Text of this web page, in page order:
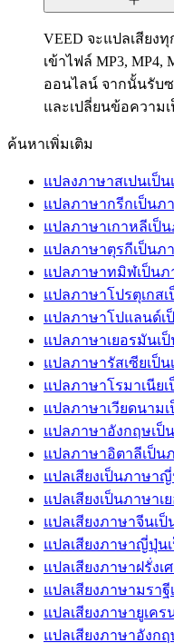
VEED จะแปลเสียง
เข้าไฟล์ MP3,
ออนไลน์ จากนั้นรับ
และเปลี่ยนข้อความ
ค้นหาเพิ่มเติม
แปลงภาษาสเปนเป็
แปลภาษากรีกเป็นภ
แปลภาษาเกาหลีเป็
แปลภาษาตุรกีเป็นภ
แปลภาษาทมิฬเป็นภ
แปลภาษาโปรตุเกส
แปลภาษาโปแลนด์เ
แปลภาษาเยอรมันเ
แปลภาษารัสเซียเป็
แปลภาษาโรมาเนีย
แปลภาษาเวียดนาม
แปลภาษาอังกฤษเป็
แปลภาษาอิตาลีเป็น
แปลเสียงเป็นภาษา
แปลเสียงเป็นภาษาเ
แปลเสียงภาษาจีนเ
แปลเสียงภาษาญี่ปุ่น
แปลเสียงภาษาฝรั่ง
แปลเสียงภาษามรา
แปลเสียงภาษายูเค
แปลเสียงภาษาอังก